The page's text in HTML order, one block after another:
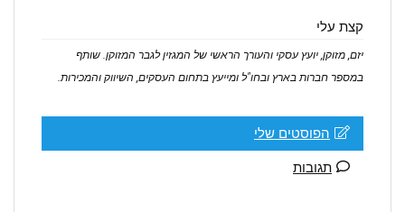
קצת עלי
יזם, מזוקן, יועץ עסקי והעורך הראשי של המגזין לגבר המזוקן. שותף
במספר חברות בארץ ובחו"ל ומייעץ בתחום העסקים, השיווק והמכירות.
הפוסטים שלי
תגובות